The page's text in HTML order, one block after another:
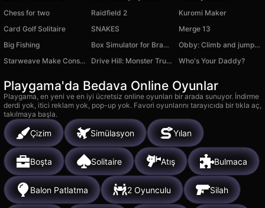
Chess for two
Raidfield 2
Kuromi Maker
Card Golf Solitaire
SNAKES
Merge 13
Big Fishing
Box Simulator for Brawl Stars
Obby: Climb and jump off the tower
Starweave Make Constellations
Drive Hill: Monster Trucks Who's Your Daddy?
Playgama'da Bedava Online Oyunlar
Playgama, en yeni ve en iyi ücretsiz online oyunları bir arada sunuyor. İndirme
derdi yok, itici reklam yok, pop-up yok. Favori oyunlarını tarayıcıda bir tıkla aç,
takılmaya başla.
Çizim Simülasyon Yılan
Boşta Solitaire Atış Bulmaca
Balon Patlatma 2 Oyunculu Silah